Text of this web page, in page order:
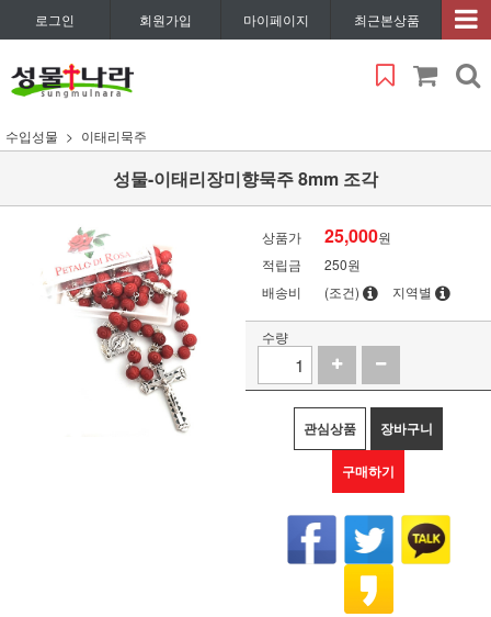
로그인 회원가입 마이페이지 최근본상품
수입성물 이태리묵주
성물-이태리장미향묵주 8mm 조각
상품가 25,000원
적립금
250원
배송비
(조건) 지역별
수량
관심상품 장바구니
구매하기